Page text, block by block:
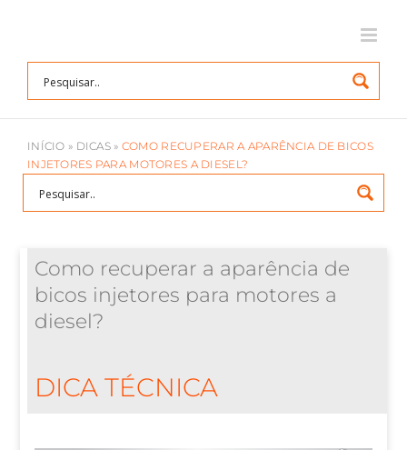
conteúdo
INÍCIO » DICAS » COMO RECUPERAR A APARÊNCIA DE BICOS
INJETORES PARA MOTORES A DIESEL?
Como recuperar a aparência de
bicos injetores para motores a
diesel?
DICA TÉCNICA